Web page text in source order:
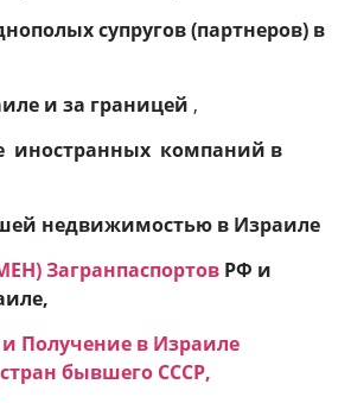
супругов (партнеров) в
и за границей ,
иностранных компаний в
недвижимостью в Израиле
Загранпаспортов РФ и
Получение в Израиле
бывшего СССР,